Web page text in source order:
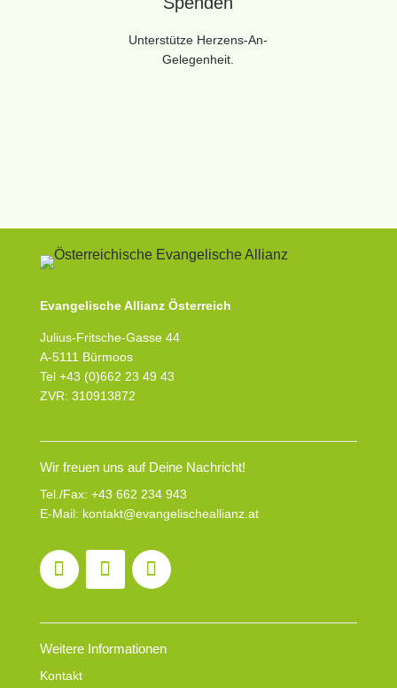
Unterstütze Herzens-An-
Gelegenheit.
Evangelische Allianz Österreich
Julius-Fritsche-Gasse 44
A-5111 Bürmoos
Tel +43 (0)662 23 49 43
ZVR: 310913872
Wir freuen uns auf Deine Nachricht!
Tel./Fax: +43 662 234 943
E-Mail: kontakt@evangelischeallianz.at
Weitere Informationen
Kontakt